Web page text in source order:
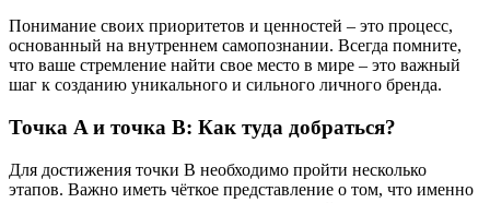
Понимание своих приоритетов и ценностей – это процесс,
основанный на внутреннем самопознании. Всегда помните,
что ваше стремление найти свое место в мире – это важный
шаг к созданию уникального и сильного личного бренда.
Точка A и точка B: Как туда добраться?
Для достижения точки B необходимо пройти несколько
этапов. Важно иметь чёткое представление о том, что именно